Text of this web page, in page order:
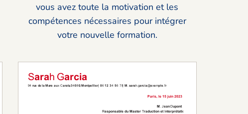
vous avez toute la motivation et les
compétences nécessaires pour intégrer
votre nouvelle formation.